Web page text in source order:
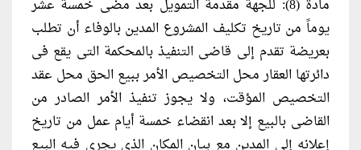
مادة (8): للجهة مقدمة التمويل بعد مضى خمسة عشر
يوماً من تاريخ تكليف المشروع المدين بالوفاء أن تطلب
بعريضة تقدم إلى قاضى التنفيذ بالمحكمة التى يقع فى
دائرتها العقار محل التخصيص الأمر ببيع الحق محل عقد
التخصيص المؤقت، ولا يجوز تنفيذ الأمر الصادر من
القاضى بالبيع إلا بعد انقضاء خمسة أيام عمل من تاريخ
إعلانه إلى المدين مع بيان المكان الذى يجرى فيه البيع